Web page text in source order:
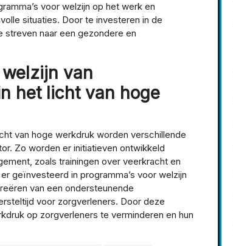
voor welzijn op het werk en
situaties. Door te investeren in de
streven naar een gezondere en
van
het licht van hoge
van hoge werkdruk worden verschillende
Zo worden er initiatieven ontwikkeld
zoals trainingen over veerkracht en
geïnvesteerd in programma’s voor welzijn
van een ondersteunende
voor zorgverleners. Door deze
op zorgverleners te verminderen en hun